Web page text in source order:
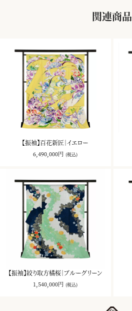
関連商品
【振袖】百花新匠｜イエロー
6,490,000円 (税込)
【振袖】絞り取方橘桜｜ブルーグリーン
1,540,000円 (税込)